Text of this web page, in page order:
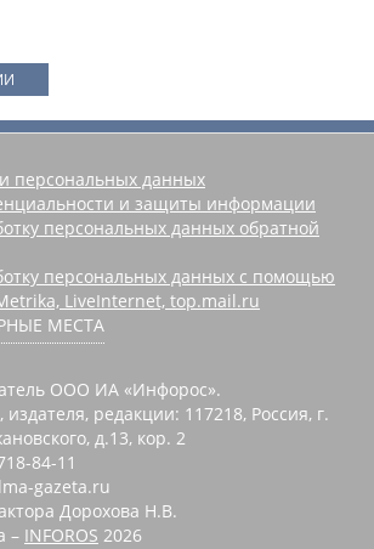
персональных данных
и защиты информации
персональных данных обратной
персональных данных с помощью
LiveInternet, top.mail.ru
МЕСТА
ООО ИА «Инфорос».
редакции: 117218, Россия, г.
д.13, кор. 2
84-11
gazeta.ru
Дорохова Н.В.
– INFOROS 2026